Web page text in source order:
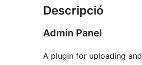
Descripció
Admin Panel
A plugin for uploading and